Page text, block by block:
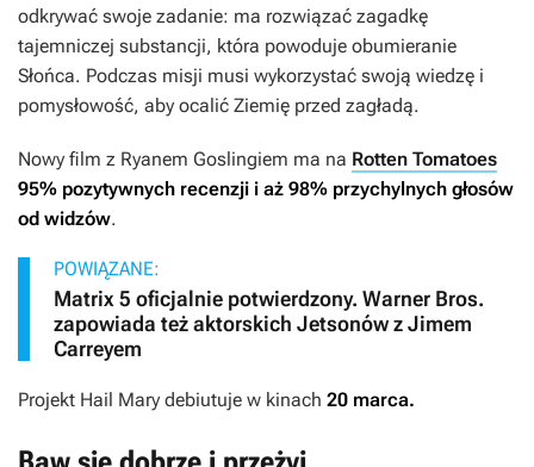
odkrywać swoje zadanie: ma rozwiązać zagadkę
tajemniczej substancji, która powoduje obumieranie
Słońca. Podczas misji musi wykorzystać swoją wiedzę i
pomysłowość, aby ocalić Ziemię przed zagładą.
Nowy film z Ryanem Goslingiem ma na Rotten Tomatoes
95% pozytywnych recenzji i aż 98% przychylnych głosów
od widzów.
POWIĄZANE:
Matrix 5 oficjalnie potwierdzony. Warner Bros.
zapowiada też aktorskich Jetsonów z Jimem
Carreyem
Projekt Hail Mary debiutuje w kinach 20 marca.